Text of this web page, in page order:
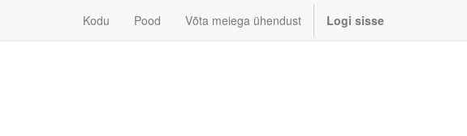
Kodu Pood Võta meiega ühendust Logi sisse